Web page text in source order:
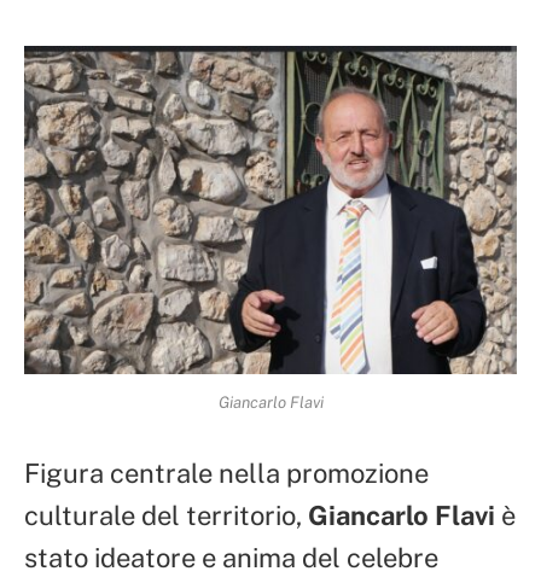
Giancarlo Flavi
Figura centrale nella promozione
culturale del territorio, Giancarlo Flavi è
stato ideatore e anima del celebre